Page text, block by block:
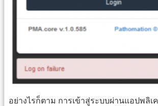
อย่างไรก็ตาม การเข้าสู่ระบบผ่านแอปพลิ